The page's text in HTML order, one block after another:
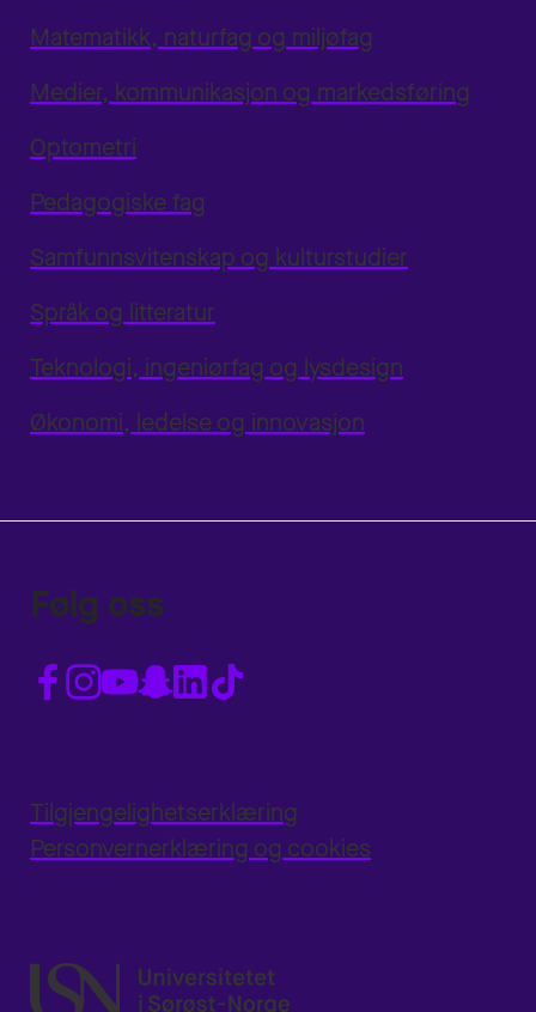
Matematikk, naturfag og miljøfag
Medier, kommunikasjon og markedsføring
Optometri
Pedagogiske fag
Samfunnsvitenskap og kulturstudier
Språk og litteratur
Teknologi, ingeniørfag og lysdesign
Økonomi, ledelse og innovasjon
Følg oss
Tilgjengelighetserklæring
Personvernerklæring og cookies